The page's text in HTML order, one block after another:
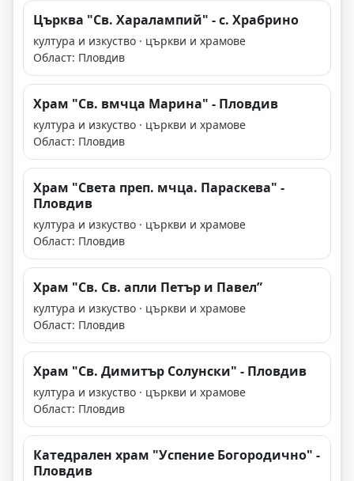
Църква "Св. Харалампий" - с. Храбрино
култура и изкуство · църкви и храмове
Област: Пловдив
Храм "Св. вмчца Марина" - Пловдив
култура и изкуство · църкви и храмове
Област: Пловдив
Храм "Света преп. мчца. Параскева" -
Пловдив
култура и изкуство · църкви и храмове
Област: Пловдив
Храм "Св. Св. апли Петър и Павел”
култура и изкуство · църкви и храмове
Област: Пловдив
Храм "Св. Димитър Солунски" - Пловдив
култура и изкуство · църкви и храмове
Област: Пловдив
Катедрален храм "Успение Богородично" -
Пловдив